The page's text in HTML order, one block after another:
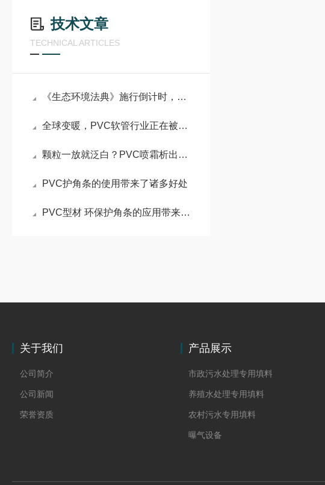
技术文章
TECHNICAL ARTICLES
《生态环境法典》施行倒计时，PVC改性材料企业如何应对？
全球变暖，PVC软管行业正在被重新洗牌
颗粒一放就泛白？PVC喷霜析出的3个原因
PVC护角条的使用带来了诸多好处
PVC型材 环保护角条的应用带来了诸多好处
关于我们
公司简介
公司新闻
荣誉资质
产品展示
市政污水处理专用填料
养殖水处理专用填料
农村污水专用填料
曝气设备